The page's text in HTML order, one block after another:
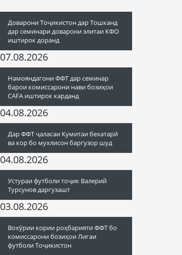
Доварони Тоҷикистон дар Тошканд
дар семинари доварони элитаи КФО
иштирок доранд
07.08.2026
Намояндагони ФФТ дар семинар
барои комиссарони нави бозиҳои
CAFA иштирок карданд
04.08.2026
Дар ФФТ ҷаласаи Кумитаи бехатарӣ
ва кор бо мухлисон баргузор шуд
04.08.2026
Устураи футболи тоҷик Валерий
Турсунов даргузашт
03.08.2026
Вохӯрии кории роҳбарияти ФФТ бо
комиссарони бозиҳои Лигаи
футболи Тоҷикистон